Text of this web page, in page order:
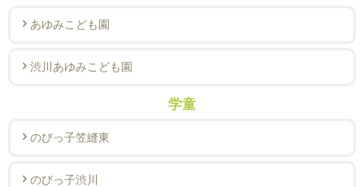
あゆみこども園
渋川あゆみこども園
学童
のびっ子笠縫東
のびっ子渋川